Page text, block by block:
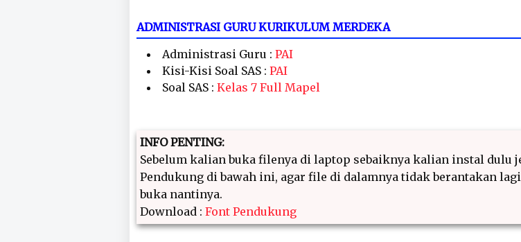
ADMINISTRASI GURU KURIKULUM MERDEKA
Administrasi Guru : PAI
Kisi-Kisi Soal SAS : PAI
Soal SAS : Kelas 7 Full Mapel
INFO PENTING:
Sebelum kalian buka filenya di laptop sebaiknya kalian instal dulu
Pendukung di bawah ini, agar file di dalamnya tidak berantakan
buka nantinya.
Download : Font Pendukung